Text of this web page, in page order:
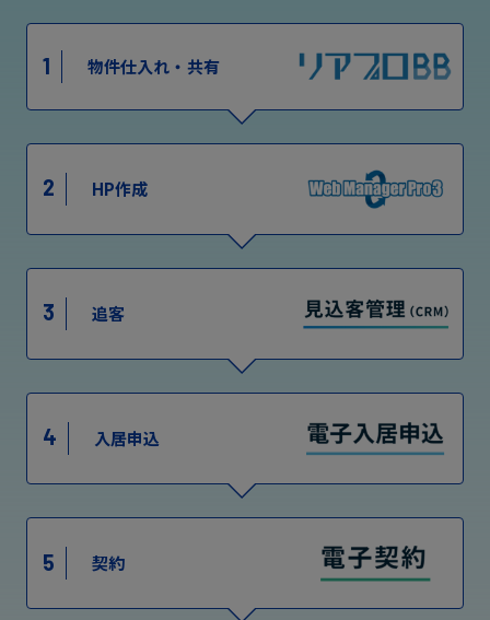
1 物件仕入れ・共有
2 HP作成
3 追客
4 入居申込
5 契約